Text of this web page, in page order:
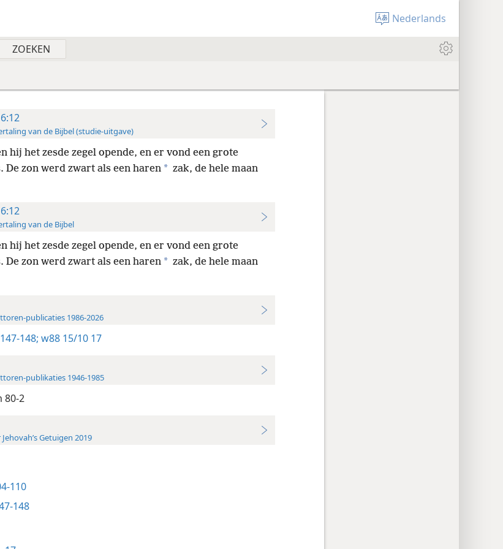
Nederlands
van de Bijbel (studie-uitgave)
hij het zesde zegel opende, en er vond een grote
De zon werd zwart als een haren * zak, de hele maan
van de Bijbel
hij het zesde zegel opende, en er vond een grote
De zon werd zwart als een haren * zak, de hele maan
publicaties 1986-2026
148; w88 15/10 17
publikaties 1946-1985
80-2
Getuigen 2019
110
148